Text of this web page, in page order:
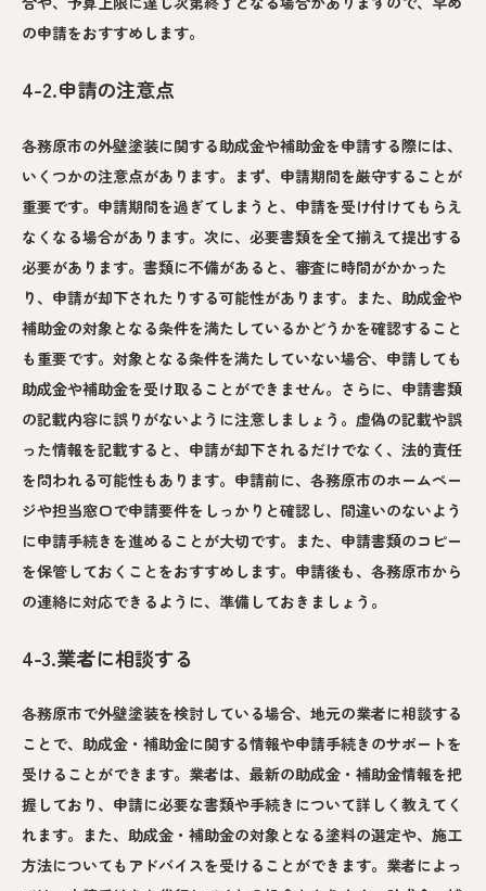
の申請をおすすめします。
4-2.申請の注意点
各務原市の外壁塗装に関する助成金や補助金を申請する際には、
いくつかの注意点があります。まず、申請期間を厳守することが
重要です。申請期間を過ぎてしまうと、申請を受け付けてもらえ
なくなる場合があります。次に、必要書類を全て揃えて提出する
必要があります。書類に不備があると、審査に時間がかかった
り、申請が却下されたりする可能性があります。また、助成金や
補助金の対象となる条件を満たしているかどうかを確認すること
も重要です。対象となる条件を満たしていない場合、申請しても
助成金や補助金を受け取ることができません。さらに、申請書類
の記載内容に誤りがないように注意しましょう。虚偽の記載や誤
った情報を記載すると、申請が却下されるだけでなく、法的責任
を問われる可能性もあります。申請前に、各務原市のホームペー
ジや担当窓口で申請要件をしっかりと確認し、間違いのないよう
に申請手続きを進めることが大切です。また、申請書類のコピー
を保管しておくことをおすすめします。申請後も、各務原市から
の連絡に対応できるように、準備しておきましょう。
4-3.業者に相談する
各務原市で外壁塗装を検討している場合、地元の業者に相談する
ことで、助成金・補助金に関する情報や申請手続きのサポートを
受けることができます。業者は、最新の助成金・補助金情報を把
握しており、申請に必要な書類や手続きについて詳しく教えてく
れます。また、助成金・補助金の対象となる塗料の選定や、施工
方法についてもアドバイスを受けることができます。業者によっ